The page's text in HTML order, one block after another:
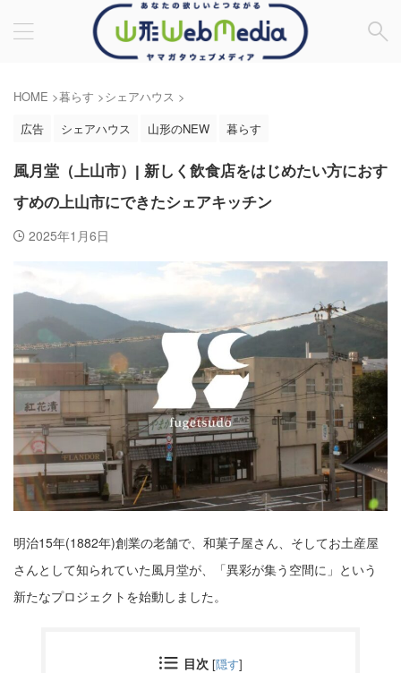
HOME >暮らす >シェアハウス >
広告
シェアハウス 山形のNEW 暮らす
風月堂（上山市）| 新しく飲食店をはじめたい方におす
すめの上山市にできたシェアキッチン
2025年1月6日
明治15年(1882年)創業の老舗で、和菓子屋さん、そしてお土産屋
さんとして知られていた風月堂が、「異彩が集う空間に」という
新たなプロジェクトを始動しました。
目次 [隠す]